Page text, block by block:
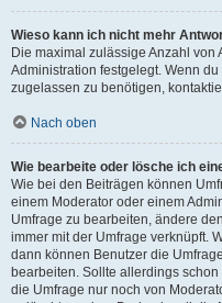
Wieso kann ich nicht mehr
Die maximal zulässige Anzahl
Administration festgelegt. Wenn
zugelassen zu benötigen,
Nach oben
Wie bearbeite oder lösche ich
Wie bei den Beiträgen können
einem Moderator oder einem
Umfrage zu bearbeiten, ändere
immer mit der Umfrage verknüpft.
dann können Benutzer die
bearbeiten. Sollte allerdings
die Umfrage nur noch von